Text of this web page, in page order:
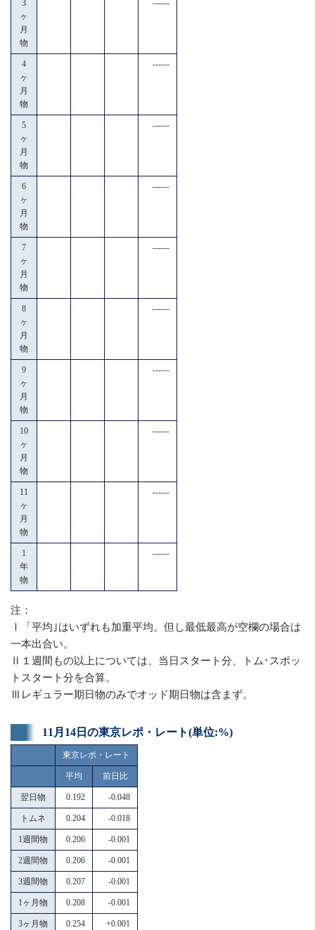
3
ヶ
月
物
------
4
ヶ
月
物
------
5
ヶ
月
物
------
6
ヶ
月
物
------
7
ヶ
月
物
------
8
ヶ
月
物
------
9
ヶ
月
物
------
10
ヶ
月
物
------
11
ヶ
月
物
------
1
年
物
------
注：
Ⅰ「平均｣はいずれも加重平均。但し最低最高が空欄の場合は
一本出合い。
Ⅱ１週間もの以上については、当日スタート分、トム･スポッ
トスタート分を合算。
Ⅲレギュラー期日物のみでオッド期日物は含まず。
11月14日の東京レポ・レート(単位:%)
東京レポ・レート
平均 前日比
翌日物 0.192 -0.048
トムネ 0.204 -0.018
1週間物 0.206 -0.001
2週間物 0.206 -0.001
3週間物 0.207 -0.001
1ヶ月物 0.208 -0.001
3ヶ月物 0.254 +0.001